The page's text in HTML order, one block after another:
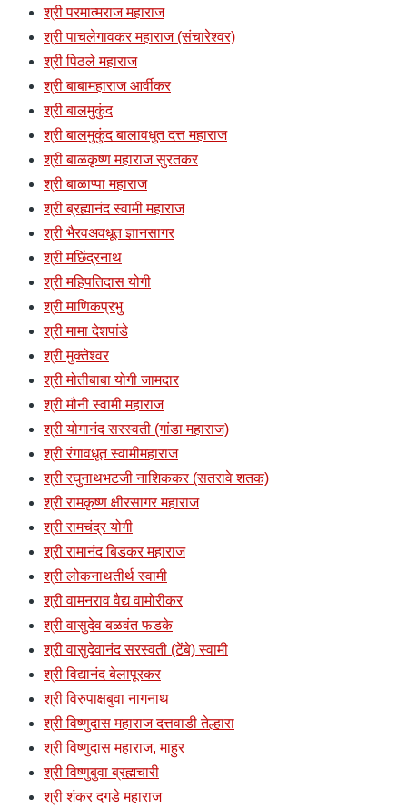
श्री परमात्मराज महाराज
श्री पाचलेगावकर महाराज (संचारेश्वर)
श्री पिठले महाराज
श्री बाबामहाराज आर्वीकर
श्री बालमुकुंद
श्री बालमुकुंद बालावधुत दत्त महाराज
श्री बाळकृष्ण महाराज सुरतकर
श्री बाळाप्पा महाराज
श्री ब्रह्मानंद स्वामी महाराज
श्री भैरवअवधूत ज्ञानसागर
श्री मछिंद्रनाथ
श्री महिपतिदास योगी
श्री माणिकप्रभु
श्री मामा देशपांडे
श्री मुक्तेश्वर
श्री मोतीबाबा योगी जामदार
श्री मौनी स्वामी महाराज
श्री योगानंद सरस्वती (गांडा महाराज)
श्री रंगावधूत स्वामीमहाराज
श्री रघुनाथभटजी नाशिककर (सतरावे शतक)
श्री रामकृष्ण क्षीरसागर महाराज
श्री रामचंद्र योगी
श्री रामानंद बिडकर महाराज
श्री लोकनाथतीर्थ स्वामी
श्री वामनराव वैद्य वामोरीकर
श्री वासुदेव बळवंत फडके
श्री वासुदेवानंद सरस्वती (टेंबे) स्वामी
श्री विद्यानंद बेलापूरकर
श्री विरुपाक्षबुवा नागनाथ
श्री विष्णुदास महाराज दत्तवाडी तेल्हारा
श्री विष्णुदास महाराज, माहुर
श्री विष्णुबुवा ब्रह्मचारी
श्री शंकर दगडे महाराज